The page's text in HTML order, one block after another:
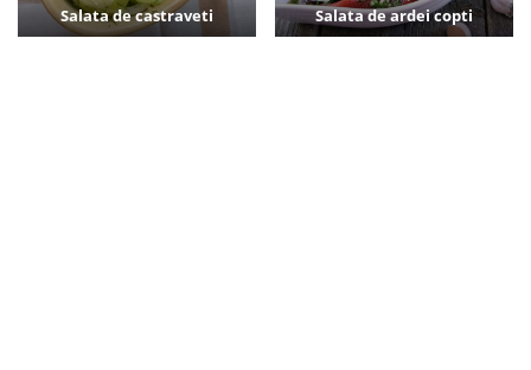
Salata de castraveti Salata de ardei copti